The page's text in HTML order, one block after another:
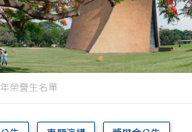
榮譽生名單